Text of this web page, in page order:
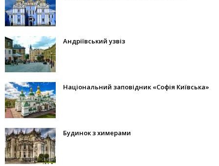
Андріївський узвіз
Національний заповідник «Софія Київська»
Будинок з химерами